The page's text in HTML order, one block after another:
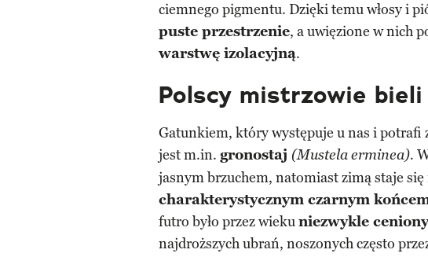
ciemnego pigmentu. Dzięki temu włosy i
puste przestrzenie, a uwięzione w nich
warstwę izolacyjną.
Polscy mistrzowie bieli
Gatunkiem, który występuje u nas i potrafi
jest m.in. gronostaj (Mustela erminea).
jasnym brzuchem, natomiast zimą staje
charakterystycznym czarnym
futro było przez wiekuniezwykle
najdroższych ubrań, noszonych często